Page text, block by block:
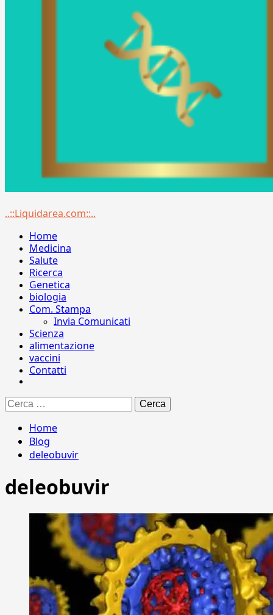
Menu
..::Liquidarea.com::..
Home
Medicina
Salute
Ricerca
Genetica
biologia
Com. Stampa
Invia Comunicati
Scienza
alimentazione
vaccini
Contatti
Ricerca
per:
Home
Blog
deleobuvir
deleobuvir